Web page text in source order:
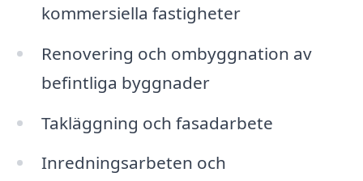
kommersiella fastigheter
Renovering och ombyggnation av
befintliga byggnader
Takläggning och fasadarbete
Inredningsarbeten och